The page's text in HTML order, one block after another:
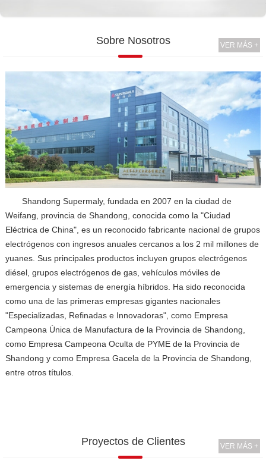
Sobre Nosotros VER MÁS +
Shandong Supermaly, fundada en 2007 en la ciudad de
Weifang, provincia de Shandong, conocida como la "Ciudad
Eléctrica de China", es un reconocido fabricante nacional de grupos
electrógenos con ingresos anuales cercanos a los 2 mil millones de
yuanes. Sus principales productos incluyen grupos electrógenos
diésel, grupos electrógenos de gas, vehículos móviles de
emergencia y sistemas de energía híbridos. Ha sido reconocida
como una de las primeras empresas gigantes nacionales
"Especializadas, Refinadas e Innovadoras", como Empresa
Campeona Única de Manufactura de la Provincia de Shandong,
como Empresa Campeona Oculta de PYME de la Provincia de
Shandong y como Empresa Gacela de la Provincia de Shandong,
entre otros títulos.
Proyectos de Clientes VER MÁS +